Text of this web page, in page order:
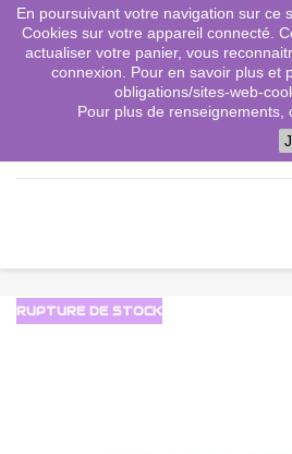
Menu
RUPTURE DE STOCK
En poursuivant votre navigation sur ce
Cookies sur votre appareil connecté.
actualiser votre panier, vous
connexion. Pour en savoir plus et
obligations/sites-web-
Pour plus de renseignements,